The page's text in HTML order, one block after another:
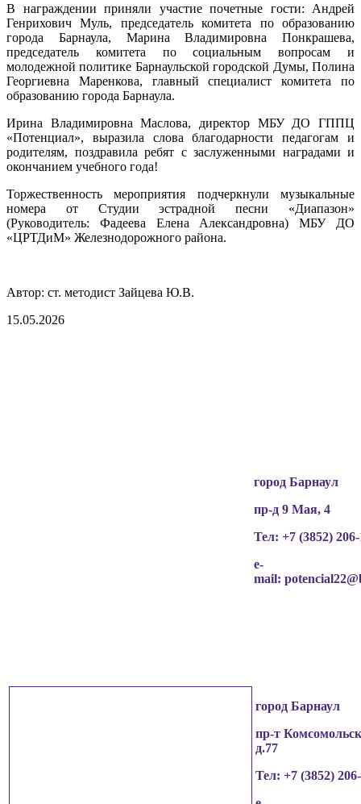
В награждении приняли участие почетные гости: Андрей
Генрихович Муль, председатель комитета по образованию
города Барнаула, Марина Владимировна Понкрашева,
председатель комитета по социальным вопросам и
молодежной политике Барнаульской городской Думы, Полина
Георгиевна Маренкова, главный специалист комитета по
образованию города Барнаула.
Ирина Владимировна Маслова, директор МБУ ДО ГППЦ
«Потенциал», выразила слова благодарности педагогам и
родителям, поздравила ребят с заслуженными наградами и
окончанием учебного года!
Торжественность мероприятия подчеркнули музыкальные
номера от Студии эстрадной песни «Диапазон»
(Руководитель: Фадеева Елена Александровна) МБУ ДО
«ЦРТДиМ» Железнодорожного района.
Автор: ст. методист Зайцева Ю.В.
15.05.2026
город Барнаул
пр-д 9 Мая, 4
Тел: +7 (3852)
e-
mail:
город Барнаул
пр-т
д.77
Тел: +7 (3852)